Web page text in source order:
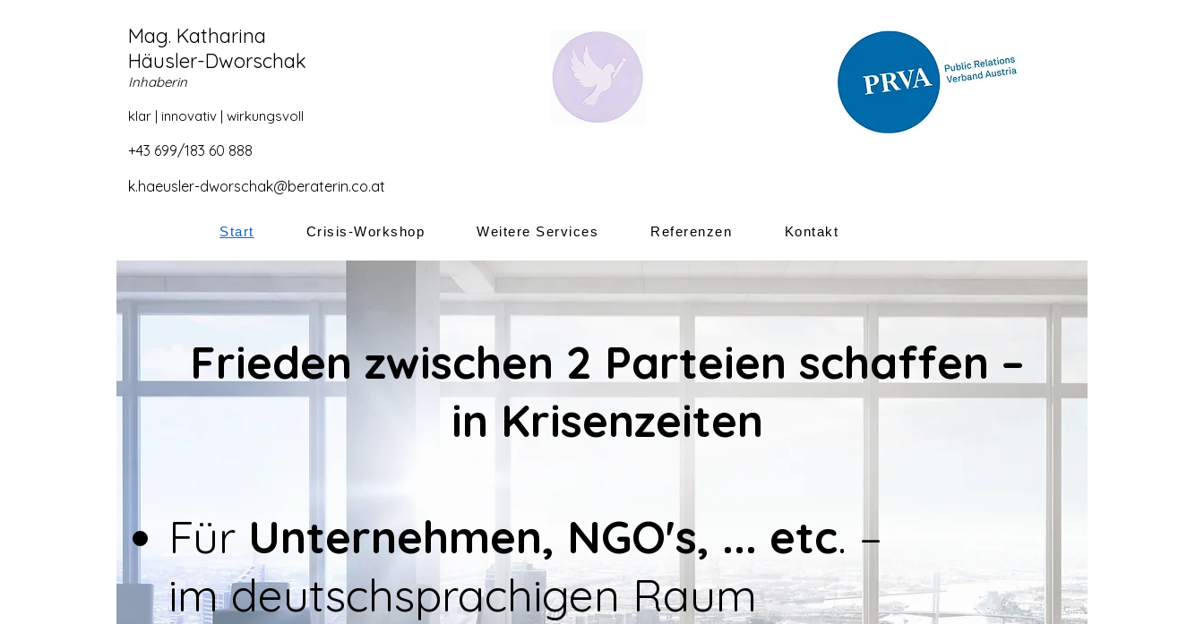
Mag. Katharina
Häusler-Dworschak
Inhaberin
klar | innovativ | wirkungsvoll
+43 699/183 60 888
k.haeusler-dworschak@beraterin.co.at
Start Crisis-Workshop Weitere Services Referenzen Kontakt
Frieden zwischen 2 Parteien schaffen –
in Krisenzeiten
Für Unternehmen, NGO's, ... etc. –
imdeutschsprachigen Raum